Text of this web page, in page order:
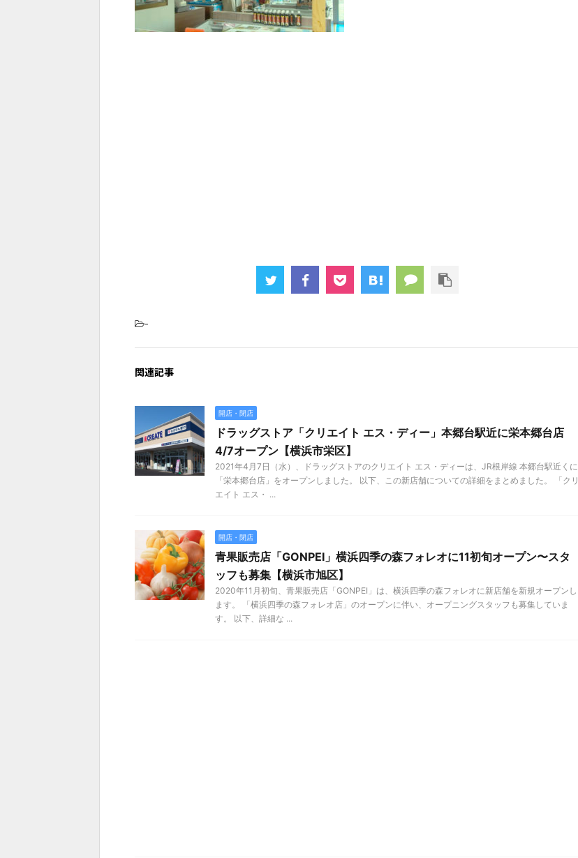
-
関連記事
開店・閉店
ドラッグストア「クリエイト エス・ディー」本郷台駅近に栄本郷台店
4/7オープン【横浜市栄区】
2021年4月7日（水）、ドラッグストアのクリエイト エス・ディーは、JR根岸線 本郷台駅近くに
「栄本郷台店」をオープンしました。 以下、この新店舗についての詳細をまとめました。 「クリ
エイト エス・ ...
開店・閉店
青果販売店「GONPEI」横浜四季の森フォレオに11初旬オープン〜スタ
ッフも募集【横浜市旭区】
2020年11月初旬、青果販売店「GONPEI」は、横浜四季の森フォレオに新店舗を新規オープンし
ます。 「横浜四季の森フォレオ店」のオープンに伴い、オープニングスタッフも募集していま
す。 以下、詳細な ...